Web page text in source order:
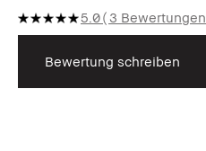
5.0 3 Bewertungen
Bewertung schreiben